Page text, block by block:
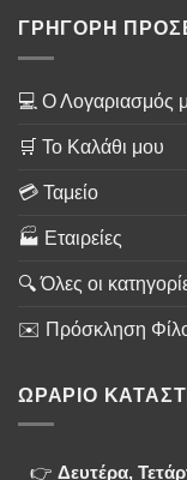
ΓΡΗΓΟΡΗ
💻 Ο Λογαριασμός
🛒 Το Καλάθι μου
💳 Ταμείο
🏭 Εταιρείες
🔍 Όλες οι
✉️ Πρόσκληση
ΩΡΑΡΙΟ
👉 Δευτέρα,